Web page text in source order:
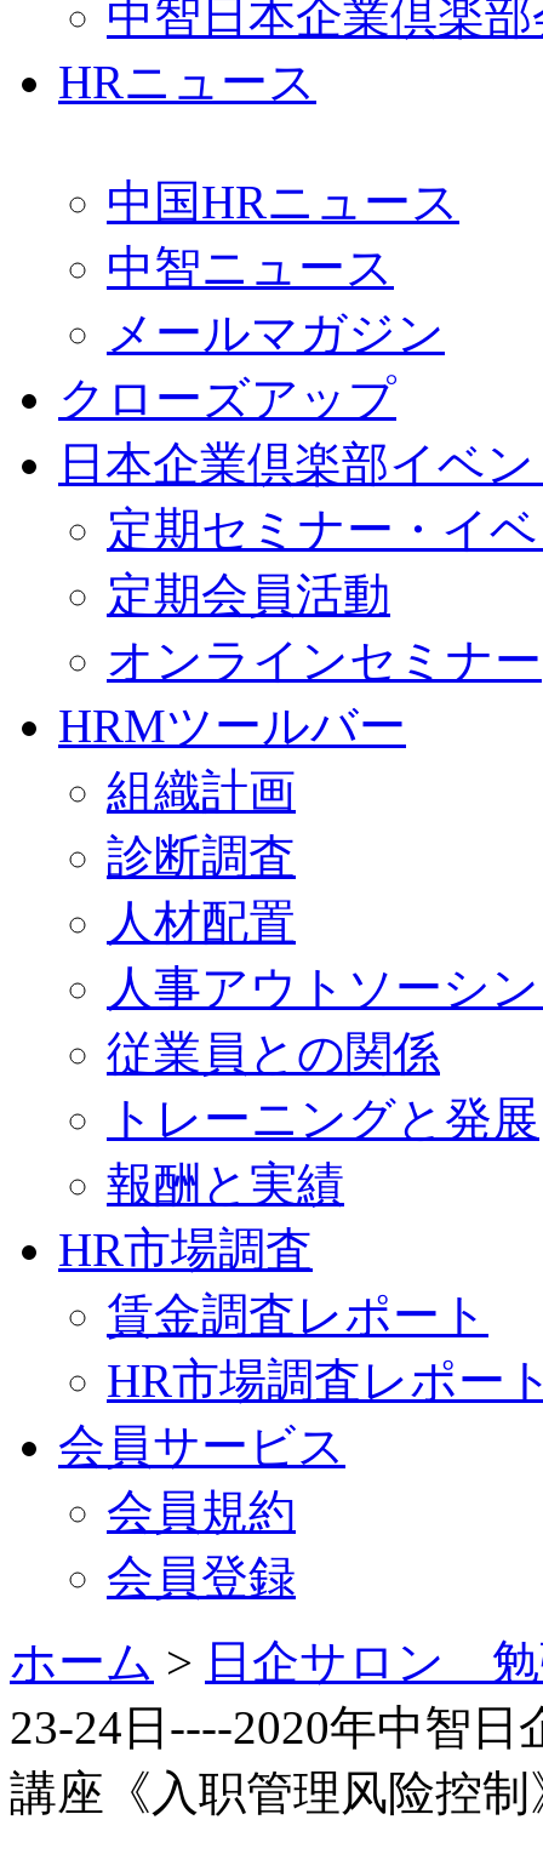
中智日本企業倶楽
HRニュース
中国HRニュース
中智ニュース
メールマガジン
クローズアップ
日本企業倶楽部イベ
定期セミナー・イ
定期会員活動
オンラインセミナー
HRMツールバー
組織計画
診断調査
人材配置
人事アウトソーシ
従業員との関係
トレーニングと発展
報酬と実績
HR市場調査
賃金調査レポート
HR市場調査レポー
会員サービス
会員規約
会員登録
ホーム > 日企サロン
23-24日----2020年中智
講座《入职管理风险控